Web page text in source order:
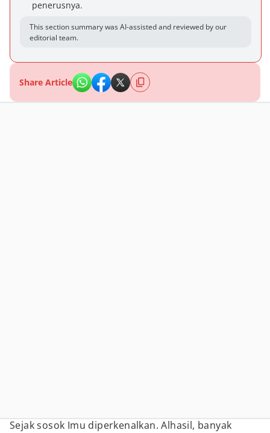
penerusnya.
This section summary was AI-assisted and reviewed by our
editorial team.
Share Article
Sejak sosok Imu diperkenalkan. Alhasil, banyak